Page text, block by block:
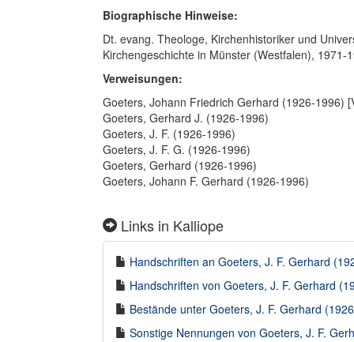
Biographische Hinweise:
Dt. evang. Theologe, Kirchenhistoriker und
Kirchengeschichte in Münster (Westfalen), 1971-
Verweisungen:
Goeters, Johann Friedrich Gerhard (1926-1996)
Goeters, Gerhard J. (1926-1996)
Goeters, J. F. (1926-1996)
Goeters, J. F. G. (1926-1996)
Goeters, Gerhard (1926-1996)
Goeters, Johann F. Gerhard (1926-1996)
Links in Kalliope
Handschriften an Goeters, J. F. Gerhard
Handschriften von Goeters, J. F. Gerhard
Bestände unter Goeters, J. F. Gerhard
Sonstige Nennungen von Goeters, J. F.